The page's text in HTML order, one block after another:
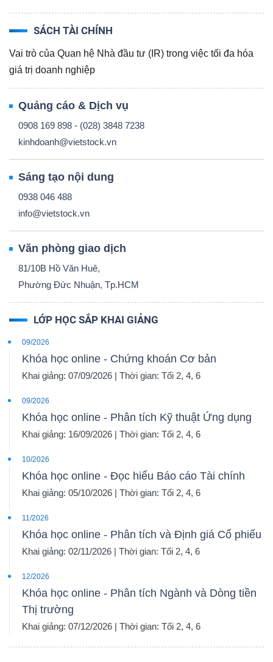
SÁCH TÀI CHÍNH
Vai trò của Quan hệ Nhà đầu tư (IR) trong việc tối đa hóa
giá trị doanh nghiệp
Quảng cáo & Dịch vụ
0908 169 898 - (028) 3848 7238
kinhdoanh@vietstock.vn
Sáng tạo nội dung
0938 046 488
info@vietstock.vn
Văn phòng giao dịch
81/10B Hồ Văn Huê,
Phường Đức Nhuận, Tp.HCM
LỚP HỌC SẮP KHAI GIẢNG
09/2026
Khóa học online - Chứng khoán Cơ bản
Khai giảng: 07/09/2026 | Thời gian: Tối 2, 4, 6
09/2026
Khóa học online - Phân tích Kỹ thuật Ứng dụng
Khai giảng: 16/09/2026 | Thời gian: Tối 2, 4, 6
10/2026
Khóa học online - Đọc hiểu Báo cáo Tài chính
Khai giảng: 05/10/2026 | Thời gian: Tối 2, 4, 6
11/2026
Khóa học online - Phân tích và Định giá Cổ phiếu
Khai giảng: 02/11/2026 | Thời gian: Tối 2, 4, 6
12/2026
Khóa học online - Phân tích Ngành và Dòng tiền
Thị trường
Khai giảng: 07/12/2026 | Thời gian: Tối 2, 4, 6